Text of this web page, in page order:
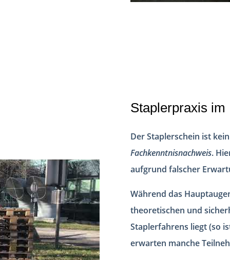
Staplerpraxis im
Der Staplerschein ist
Fachkenntnisnachweis.
aufgrund falscher
Während das
theoretischen und
Staplerfahrens liegt (so
erwarten manche